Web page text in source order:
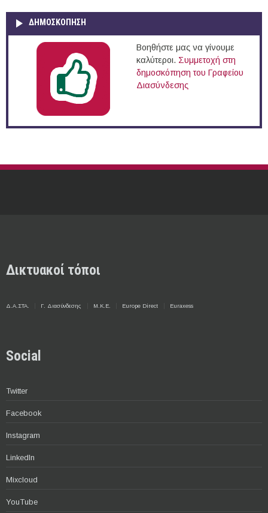
ΔΗΜΟΣΚΌΠΗΣΗ
Βοηθήστε μας να γίνουμε
καλύτεροι. Συμμετοχή στη
δημοσκόπηση του Γραφείου
Διασύνδεσης
Δικτυακοί τόποι
Δ.Α.ΣΤΑ. Γ. Διασύνδεσης Μ.Κ.Ε. Europe Direct Euraxess
Social
Twitter
Facebook
Instagram
LinkedIn
Mixcloud
YouTube